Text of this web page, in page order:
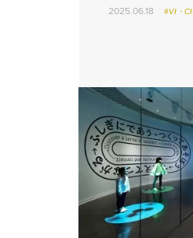
2025.06.18 #VI・CI